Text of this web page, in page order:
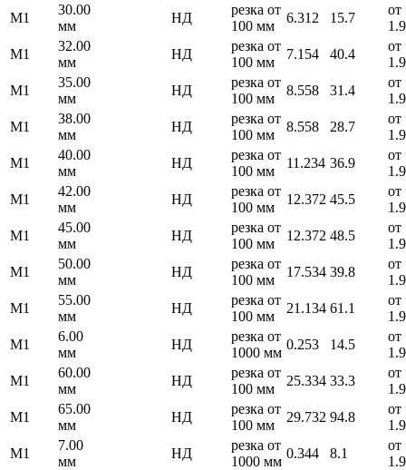
М1
30.00
мм
НД
резка от
100 мм
6.312 15.7
от
М1
32.00
мм
НД
резка от
100 мм
7.154 40.4
от
М1
35.00
мм
НД
резка от
100 мм
8.558 31.4
от
М1
38.00
мм
НД
резка от
100 мм
8.558 28.7
от
М1
40.00
мм
НД
резка от
100 мм
11.234 36.9
от
М1
42.00
мм
НД
резка от
100 мм
12.372 45.5
от
М1
45.00
мм
НД
резка от
100 мм
12.372 48.5
от
М1
50.00
мм
НД
резка от
100 мм
17.534 39.8
от
М1
55.00
мм
НД
резка от
100 мм
21.134 61.1
от
М1
6.00
мм
НД
резка от
1000 мм
0.253 14.5
от
М1
60.00
мм
НД
резка от
100 мм
25.334 33.3
от
М1
65.00
мм
НД
резка от
100 мм
29.732 94.8
от
М1
7.00
мм
НД
резка от
1000 мм
0.344 8.1
от